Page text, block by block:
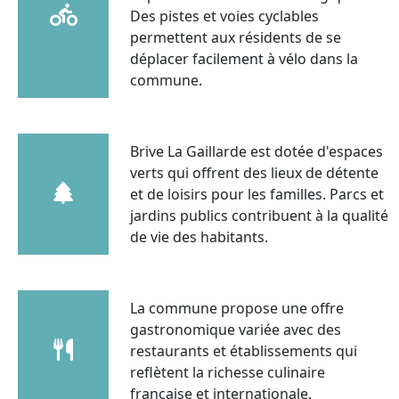
Des pistes et voies cyclables
permettent aux résidents de se
déplacer facilement à vélo dans la
commune.
Brive La Gaillarde est dotée d'espaces
verts qui offrent des lieux de détente
et de loisirs pour les familles. Parcs et
jardins publics contribuent à la qualité
de vie des habitants.
La commune propose une offre
gastronomique variée avec des
restaurants et établissements qui
reflètent la richesse culinaire
française et internationale.